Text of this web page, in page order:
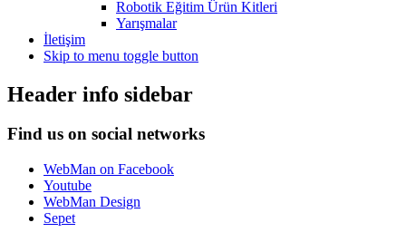
Robotik Eğitim Ürün Kitleri
Yarışmalar
İletişim
Skip to menu toggle button
Header info sidebar
Find us on social networks
WebMan on Facebook
Youtube
WebMan Design
Sepet